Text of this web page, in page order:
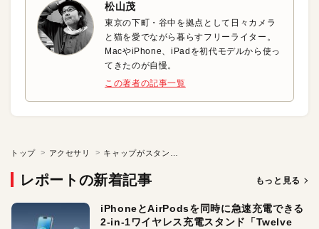
松山茂
東京の下町・谷中を拠点として日々カメラ
と猫を愛でながら暮らすフリーライター。
MacやiPhone、iPadを初代モデルから使っ
てきたのが自慢。
この著者の記事一覧
トップ アクセサリ
レポートの新着記事 もっと見る
iPhoneとAirPodsを同時に急速充電できる
2-in-1ワイヤレス充電スタンド「Twelve